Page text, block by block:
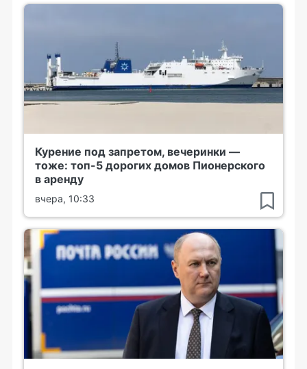
Курение под запретом, вечеринки —
тоже: топ-5 дорогих домов Пионерского
в аренду
вчера, 10:33